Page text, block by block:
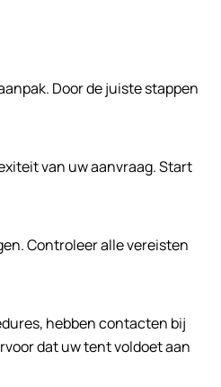
Door de juiste stappen
van uw aanvraag. Start
Controleer alle vereisten
hebben contacten bij
dat uw tent voldoet aan